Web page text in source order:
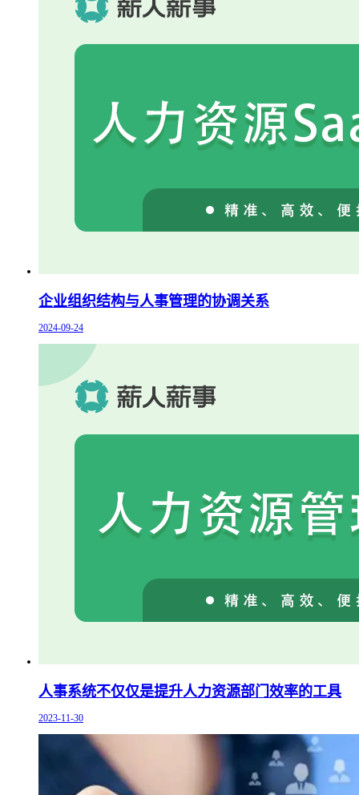
企业组织结构与人事管理的协调关系
2024-09-24
人事系统不仅仅是提升人力资源部门效率的工具
2023-11-30